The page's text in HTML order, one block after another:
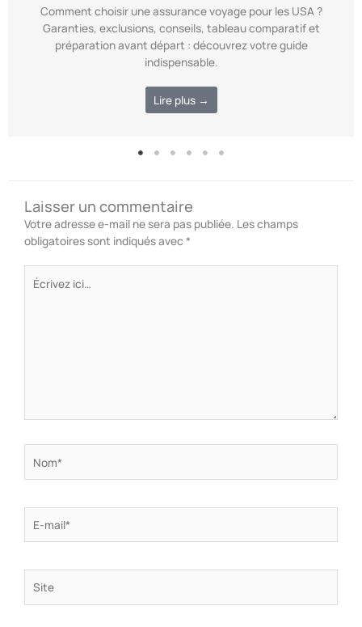
Comment choisir une assurance voyage pour les USA ?
Garanties, exclusions, conseils, tableau comparatif et
préparation avant départ : découvrez votre guide
indispensable.
Lire plus →
Laisser un commentaire
Votre adresse e-mail ne sera pas publiée. Les champs
obligatoires sont indiqués avec *
ici…
mail*